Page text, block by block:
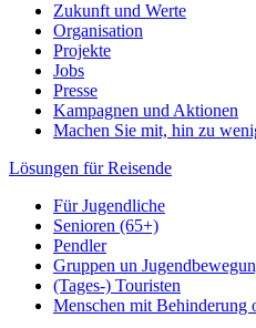
Zukunft und Werte
Organisation
Projekte
Jobs
Presse
Kampagnen und Aktionen
Machen Sie mit, hin zu
Lösungen für Reisende
Für Jugendliche
Senioren (65+)
Pendler
Gruppen un
(Tages-) Touristen
Menschen mit Behinderung